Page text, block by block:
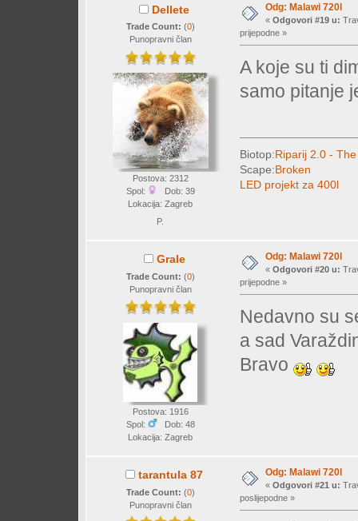
Dellete
Trade Count: (0)
Punopravni član
Postova: 2312
Spol:
Dob: 39
Lokacija: Zagreb
P.
Odg: Malawi 720l
« Odgovori #19 u:
prijepodne »
A koje su ti
samo pitanje
Biotop:Riparij 2.0 - The
Scape:Broken
LED projekt za 400l
Grale
Trade Count: (0)
Punopravni član
Postova: 1916
Spol:
Dob: 48
Lokacija: Zagreb
Odg: Malawi 720l
« Odgovori #20 u:
prijepodne »
Nedavno su
a sad
Bravo
tarantula 87
Trade Count: (0)
Punopravni član
Odg: Malawi 720l
« Odgovori #21 u:
poslijepodne »